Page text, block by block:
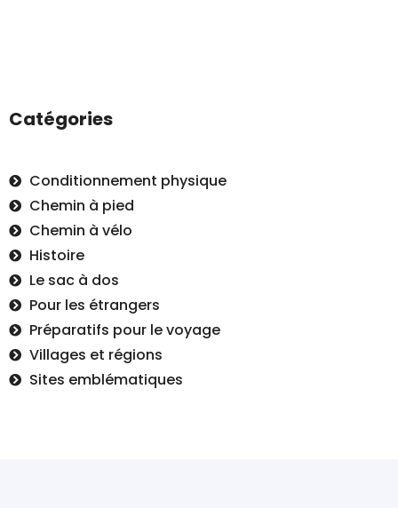
Catégories
Conditionnement physique
Chemin à pied
Chemin à vélo
Histoire
Le sac à dos
Pour les étrangers
Préparatifs pour le voyage
Villages et régions
Sites emblématiques